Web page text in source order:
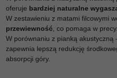
oferuje bardziej naturalne
W zestawieniu z matami filcowymi
przewiewność , co pomaga w
W porównaniu z pianką
zapewnia lepszą redukcję
absorpcji góry.